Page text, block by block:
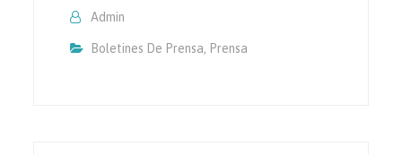
Admin
Boletines De Prensa, Prensa